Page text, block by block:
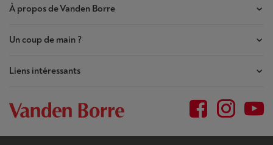
À propos de Vanden Borre
Nos magasins
Contrat de Confiance
Plan du site
Un coup de main ?
Mes commandes
Demande de réparation
Liens intéressants
Outlet